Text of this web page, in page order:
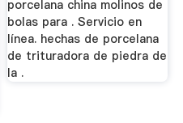
porcelana china molinos de
bolas para . Servicio en
línea. hechas de porcelana
de trituradora de piedra de
la .